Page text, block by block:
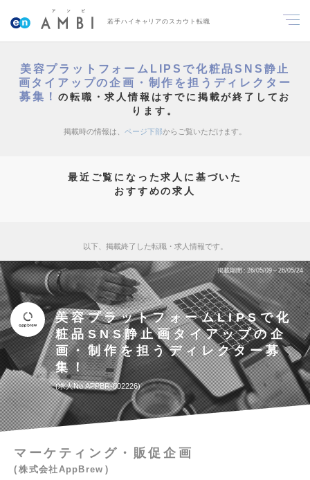
若手ハイキャリアのスカウト転職
美容プラットフォームLIPSで化粧品SNS静止
画タイアップの企画・制作を担うディレクター
募集！の転職・求人情報はすでに掲載が終了してお
ります。
掲載時の情報は、 ページ下部からご覧いただけます。
最近ご覧になった求人に基づいた
おすすめの求人
以下、掲載終了した転職・求人情報です。
掲載期間 26/05/09～26/05/24
美容プラットフォームLIPSで化
粧品SNS静止画タイアップの企
画・制作を担うディレクター募
集！
求人No.APPBR-002226
マーケティング・販促企画
株式会社AppBrew